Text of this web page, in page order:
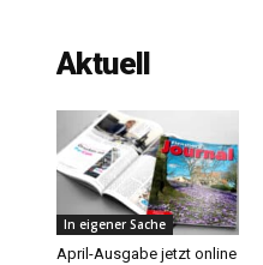
Aktuell
In eigener Sache
April-Ausgabe jetzt online